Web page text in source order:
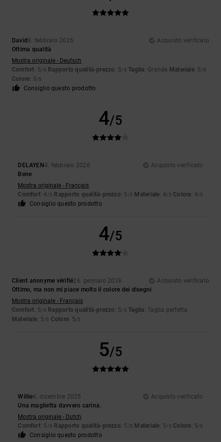
David 8. febbraio 2026
Acquisto verificato
Ottima qualità
Mostra originale - Deutsch
Comfort: 5/5 Rapporto qualità-prezzo : 5/5 Taglia: Grande Materiale: 5 /5
Colore: 5/5
Consiglio questo prodotto
4/5
DELAYEN 4. febbraio 2026
Acquisto verificato
Bene
Mostra originale - Français
Comfort: 4 /5 Rapporto qualità-prezzo: 5 /5 Materiale: 4/5 Colore: 4/5
Consiglio questo prodotto
4/5
Client anonyme vérifié26. gennaio 2026
Acquisto verificato
Ottimo, ma non mi piace molto il colore dei disegni
Mostra originale - Français
Comfort: 5/5 Rapporto qualità-prezzo : 5/5 Taglia: Taglia perfetta
Materiale: 5/5 Colore: 5/5
5/5
Willie6. dicembre 2025
Acquisto verificato
Una maglietta davvero carina.
Mostra originale - Dutch
Comfort: 5 /5 Rapporto qualità-prezzo: 5 /5 Materiale: 5/5 Colore: 5/5
Consiglio questo prodotto